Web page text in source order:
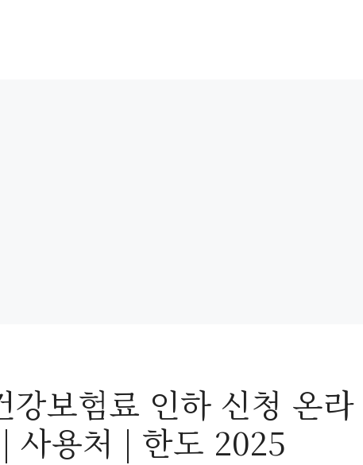
강보험료 인하 신청 온라
사용처 | 한도 2025